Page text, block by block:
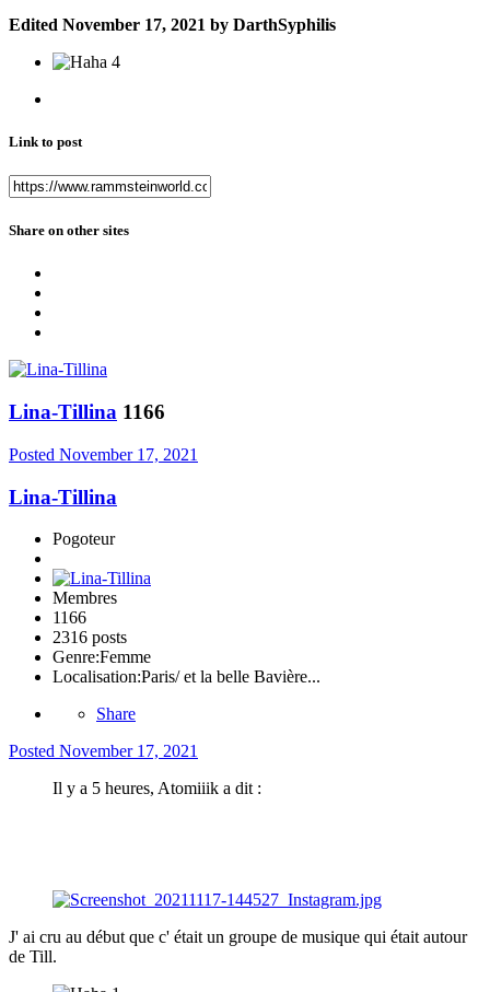
Edited November 17, 2021 by DarthSyphilis
4
Link to post
Share on other sites
Lina-Tillina 1166
Posted November 17, 2021
Lina-Tillina
Pogoteur
Membres
1166
2316 posts
Genre:Femme
Localisation:Paris/ et la belle Bavière...
Share
Posted November 17, 2021
Il y a 5 heures, Atomiiik a dit :
J' ai cru au début que c' était un groupe de musique qui était autour
de Till.